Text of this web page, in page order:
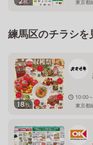
東京都
練馬区のチラシを
18枚
10:00
東京都